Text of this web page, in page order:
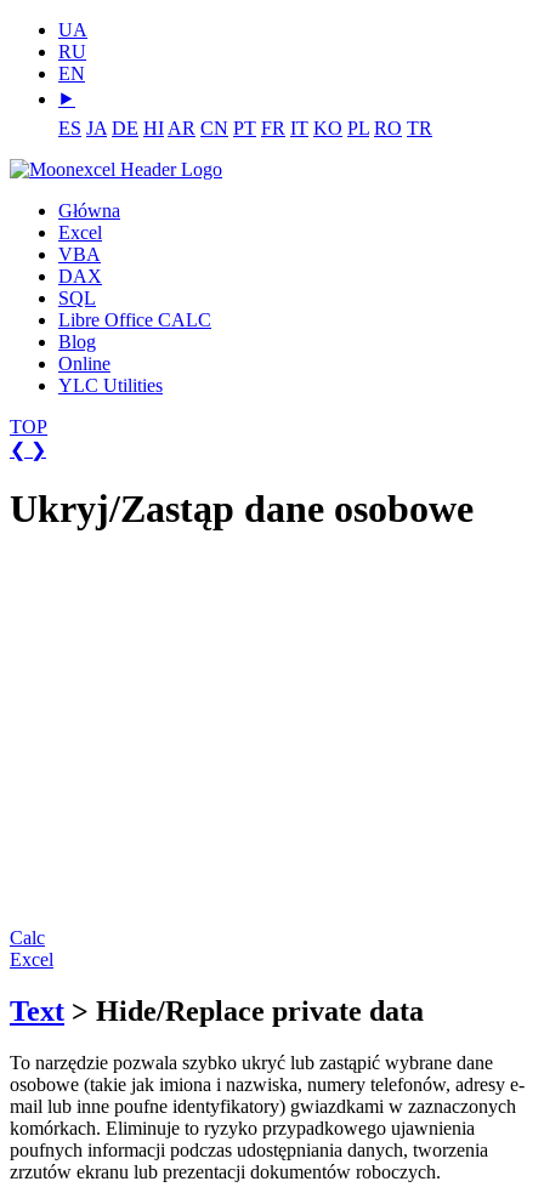
UA
RU
EN
⯈
ES JA DE HI AR CN PT FR IT KO PL RO TR
Główna
Excel
VBA
DAX
SQL
Libre Office CALC
Blog
Online
YLC Utilities
TOP
❮ ❯
Ukryj/Zastąp dane osobowe
Calc
Excel
Text > Hide/Replace private data
To narzędzie pozwala szybko ukryć lub zastąpić wybrane dane
osobowe (takie jak imiona i nazwiska, numery telefonów, adresy e-
mail lub inne poufne identyfikatory) gwiazdkami w zaznaczonych
komórkach. Eliminuje to ryzyko przypadkowego ujawnienia
poufnych informacji podczas udostępniania danych, tworzenia
zrzutów ekranu lub prezentacji dokumentów roboczych.